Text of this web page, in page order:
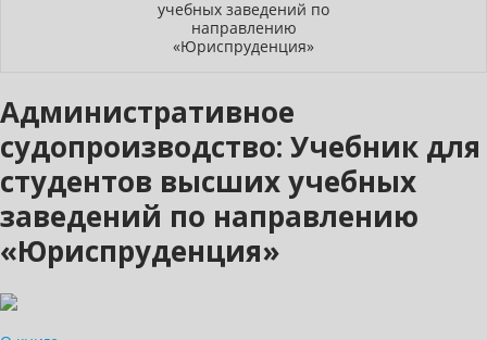
Административное
судопроизводство: Учебник для
студентов высших учебных
заведений по направлению
«Юриспруденция»